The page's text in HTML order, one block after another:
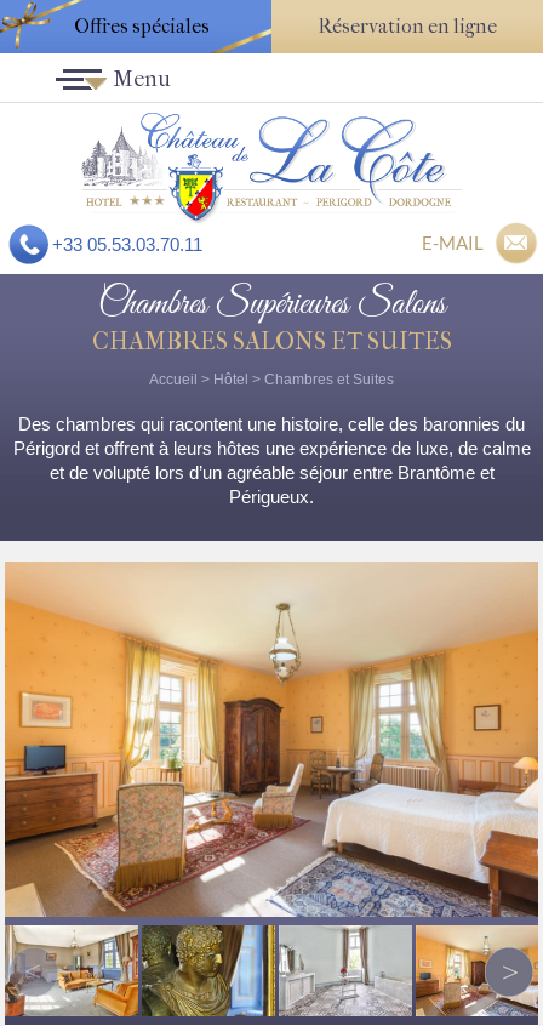
Offres spéciales Réservation en ligne
+33 05.53.03.70.11 E-MAIL
Menu
Chambres Supérieures Salons
CHAMBRES SALONS ET SUITES
Accueil > Hôtel > Chambres et Suites
Des chambres qui racontent une histoire, celle des baronnies du
Périgord et offrent à leurs hôtes une expérience de luxe, de calme
et de volupté lors d’un agréable séjour entre Brantôme et
Périgueux.